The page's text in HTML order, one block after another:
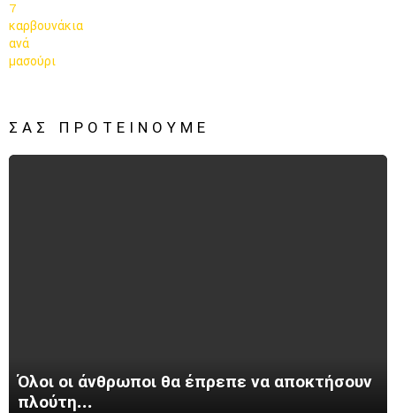
ΣΑΣ ΠΡΟΤΕΊΝΟΥΜΕ
Όλοι οι άνθρωποι θα έπρεπε να αποκτήσουν
πλούτη…